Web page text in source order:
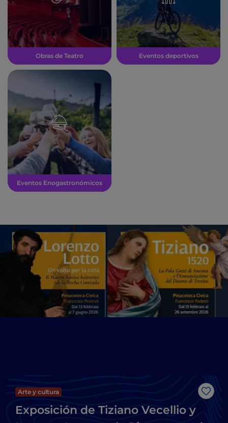
Obras de Teatro Eventos deportivos
Eventos Enogastronómicos
Me
Arte y cultura
Exposición de Tiziano Vecellio y